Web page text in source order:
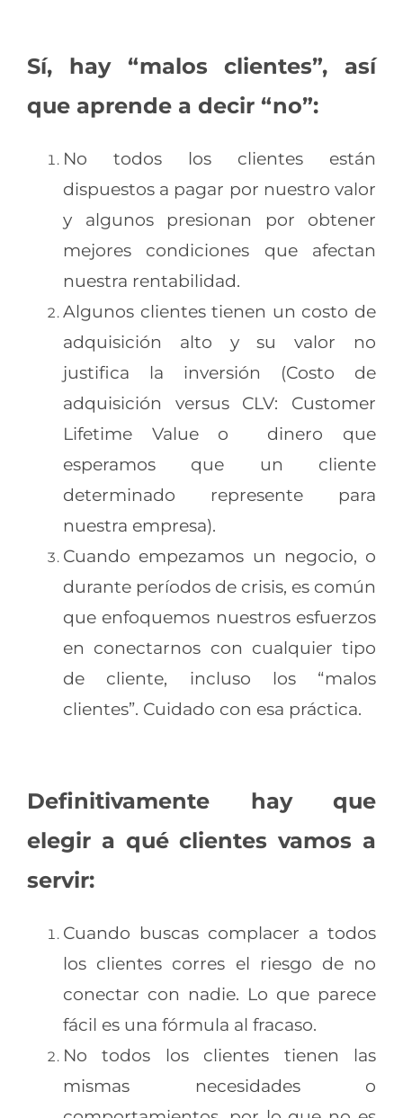
Sí, hay “malos clientes”, así
que aprende a decir “no”:
No todos los clientes están
dispuestos a pagar por nuestro valor
y algunos presionan por obtener
mejores condiciones que afectan
nuestra rentabilidad.
Algunos clientes tienen un costo de
adquisición alto y su valor no
justifica la inversión (Costo de
adquisición versus CLV: Customer
Lifetime Value o dinero que
esperamos que un cliente
determinado represente para
nuestra empresa).
Cuando empezamos un negocio, o
durante períodos de crisis, es común
que enfoquemos nuestros esfuerzos
en conectarnos con cualquier tipo
de cliente, incluso los “malos
clientes”. Cuidado con esa práctica.
Definitivamente hay que
elegir a qué clientes vamos a
servir:
Cuando buscas complacer a todos
los clientes corres el riesgo de no
conectar con nadie. Lo que parece
fácil es una fórmula al fracaso.
No todos los clientes tienen las
mismas necesidades o